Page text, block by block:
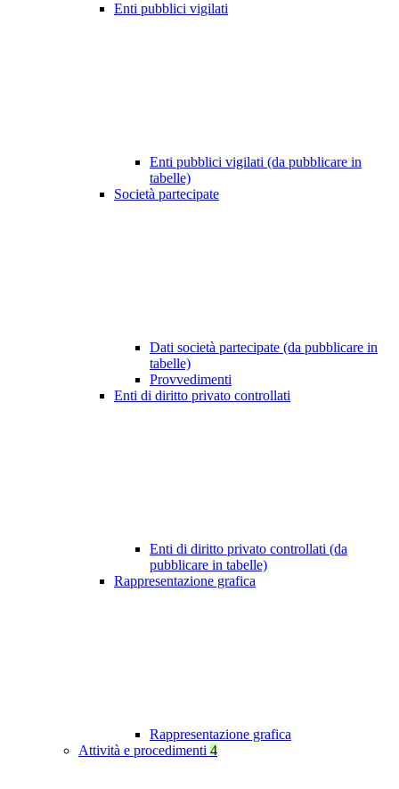
Enti pubblici vigilati
Enti pubblici vigilati (da pubblicare in
tabelle)
Società partecipate
Dati società partecipate (da pubblicare in
tabelle)
Provvedimenti
Enti di diritto privato controllati
Enti di diritto privato controllati (da
pubblicare in tabelle)
Rappresentazione grafica
Rappresentazione grafica
Attività e procedimenti 4